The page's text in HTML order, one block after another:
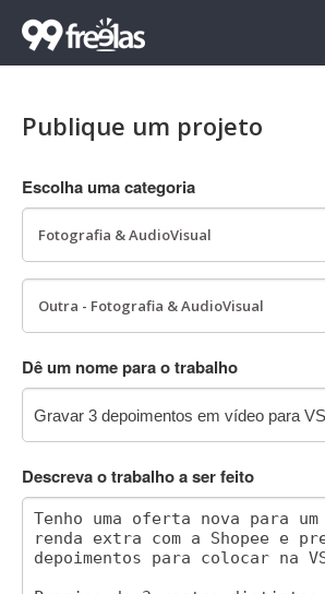
Publique um projeto
Escolha uma categoria
Dê um nome para o trabalho
Descreva o trabalho a ser feito